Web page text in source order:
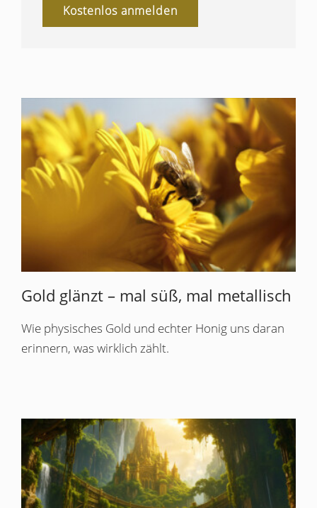
Kostenlos anmelden
Gold glänzt – mal süß, mal metallisch
Wie physisches Gold und echter Honig uns daran
erinnern, was wirklich zählt.